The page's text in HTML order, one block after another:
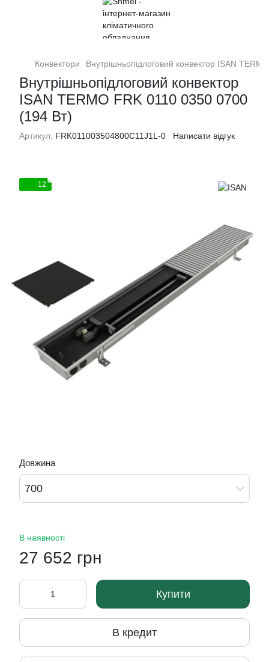
Конвектори Внутрішньопідлоговий конвектор ISAN
Внутрішньопідлоговий конвектор
ISAN TERMO FRK 0110 0350 0700
(194 Вт)
Артикул: FRK011003504800C11J1L-0 Написати відгук
12
Довжина
700
В наявності
27 652 грн
Купити
В кредит